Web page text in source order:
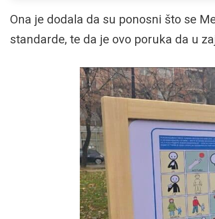
Ona je dodala da su ponosni što se
standarde, te da je ovo poruka da u